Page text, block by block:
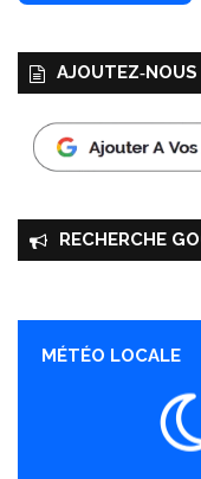
RECHERCHE
MÉTÉO LOCALE